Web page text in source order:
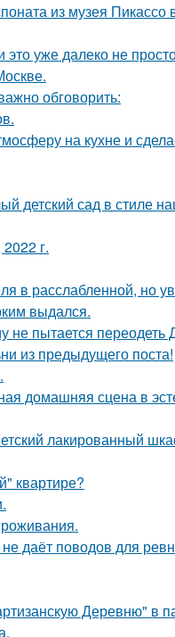
из музея
уже далеко не
обговорить:
на кухне и
детский сад в стиле
г.
в расслабленной, но
выдался.
пытается переодеть
из предыдущего поста!
домашняя сцена в
лакированный
квартире?
даёт поводов для
Деревню" в